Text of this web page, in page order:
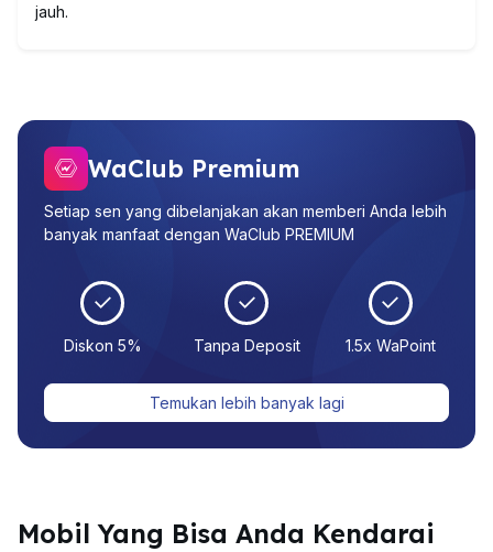
jauh.
WaClub Premium
Setiap sen yang dibelanjakan akan memberi Anda lebih
banyak manfaat dengan WaClub PREMIUM
Diskon 5% Tanpa Deposit 1.5x WaPoint
Temukan lebih banyak lagi
Mobil Yang Bisa Anda Kendarai